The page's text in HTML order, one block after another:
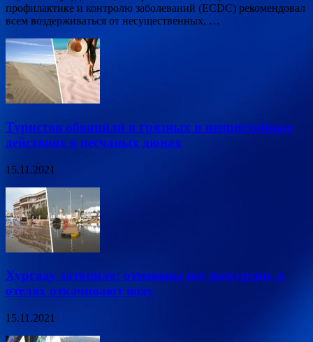
профилактике и контролю заболеваний (ECDC) рекомендовал
всем воздерживаться от несущественных, …
Туристов обвинили в грязных и непристойных
действиях в песчаных дюнах
15.11.2021
Хургаду затопило: отменены все экскурсии, в
отелях откачивают воду
15.11.2021